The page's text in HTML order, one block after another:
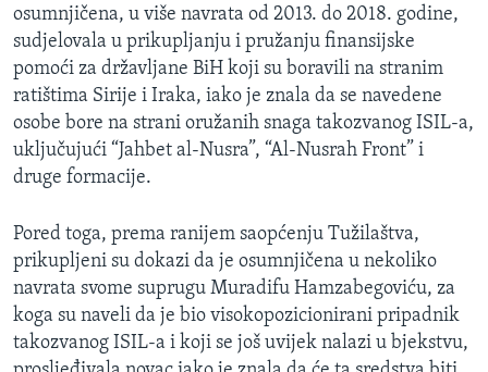
osumnjičena, u više navrata od 2013. do 2018. godine,
sudjelovala u prikupljanju i pružanju finansijske
pomoći za državljane BiH koji su boravili na stranim
ratištima Sirije i Iraka, iako je znala da se navedene
osobe bore na strani oružanih snaga takozvanog ISIL-a,
uključujući “Jahbet al-Nusra”, “Al-Nusrah Front” i
druge formacije.
Pored toga, prema ranijem saopćenju Tužilaštva,
prikupljeni su dokazi da je osumnjičena u nekoliko
navrata svome suprugu Muradifu Hamzabegoviću, za
koga su naveli da je bio visokopozicionirani pripadnik
takozvanog ISIL-a i koji se još uvijek nalazi u bjekstvu,